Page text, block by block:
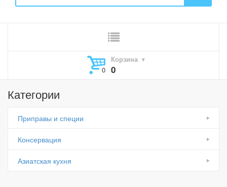
Корзина
0
Категории
Приправы и специи
Консервация
Азиатская кухня